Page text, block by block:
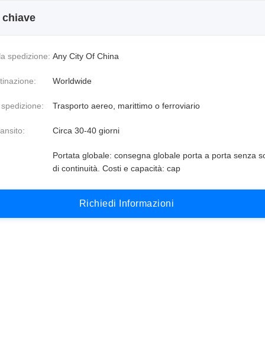
spedizione: Any City Of China
Worldwide
Trasporto aereo, marittimo o ferroviario
Circa 30-40 giorni
Portata globale: consegna globale porta a porta senza
di continuità. Costi e capacità: cap
Richiedi nformazioni